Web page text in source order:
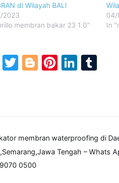
di Wilayah BALI
2023
membran bakar 23 1.0"
04/
In
Facebook
Twitter
Blogger
Pinterest
membran waterproofing di
Tengah – Whats
0500